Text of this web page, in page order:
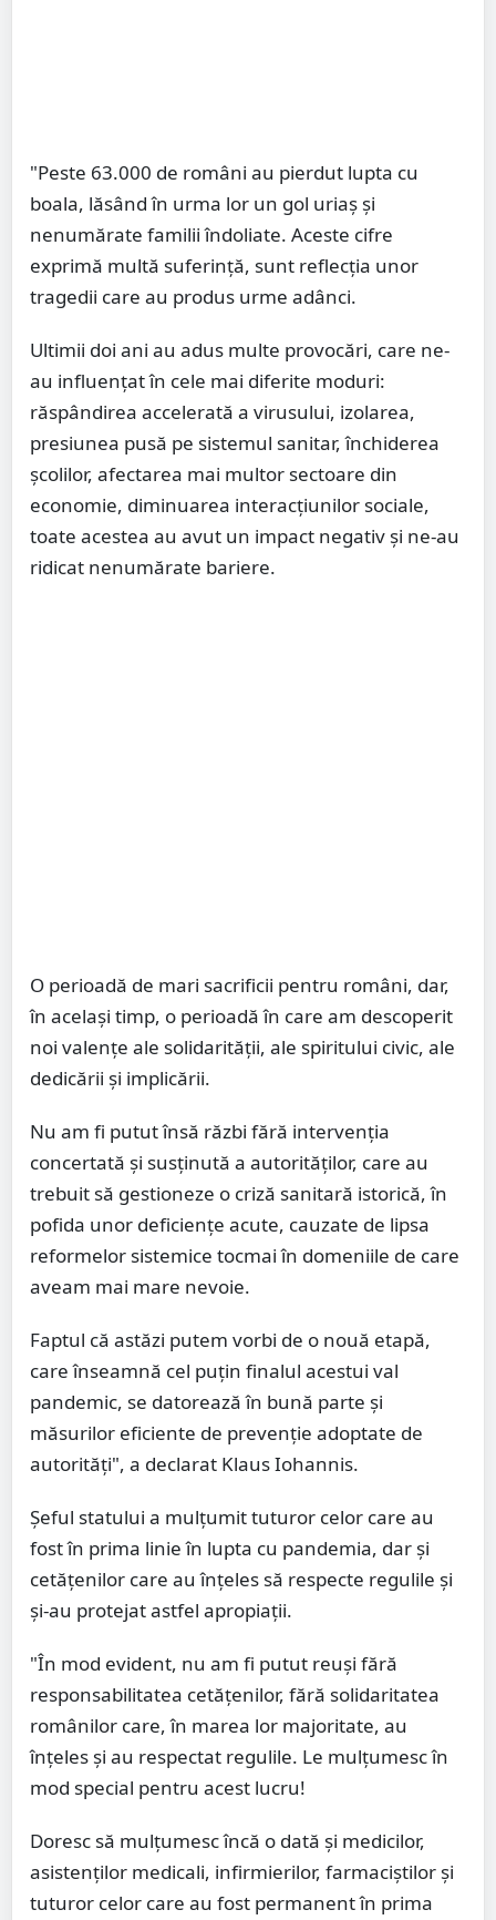
"Peste 63.000 de români au pierdut lupta cu
boala, lăsând în urma lor un gol uriaș și
nenumărate familii îndoliate. Aceste cifre
exprimă multă suferință, sunt reflecția unor
tragedii care au produs urme adânci.
Ultimii doi ani au adus multe provocări, care ne-
au influențat în cele mai diferite moduri:
răspândirea accelerată a virusului, izolarea,
presiunea pusă pe sistemul sanitar, închiderea
școlilor, afectarea mai multor sectoare din
economie, diminuarea interacțiunilor sociale,
toate acestea au avut un impact negativ și ne-au
ridicat nenumărate bariere.
O perioadă de mari sacrificii pentru români, dar,
în același timp, o perioadă în care am descoperit
noi valențe ale solidarității, ale spiritului civic, ale
dedicării și implicării.
Nu am fi putut însă răzbi fără intervenția
concertată și susținută a autorităților, care au
trebuit să gestioneze o criză sanitară istorică, în
pofida unor deficiențe acute, cauzate de lipsa
reformelor sistemice tocmai în domeniile de care
aveam mai mare nevoie.
Faptul că astăzi putem vorbi de o nouă etapă,
care înseamnă cel puțin finalul acestui val
pandemic, se datorează în bună parte și
măsurilor eficiente de prevenție adoptate de
autorități", a declarat Klaus Iohannis.
Șeful statului a mulțumit tuturor celor care au
fost în prima linie în lupta cu pandemia, dar și
cetățenilor care au înțeles să respecte regulile și
și-au protejat astfel apropiații.
"În mod evident, nu am fi putut reuși fără
responsabilitatea cetățenilor, fără solidaritatea
românilor care, în marea lor majoritate, au
înțeles și au respectat regulile. Le mulțumesc în
mod special pentru acest lucru!
Doresc să mulțumesc încă o dată și medicilor,
asistenților medicali, infirmierilor, farmaciștilor și
tuturor celor care au fost permanent în prima